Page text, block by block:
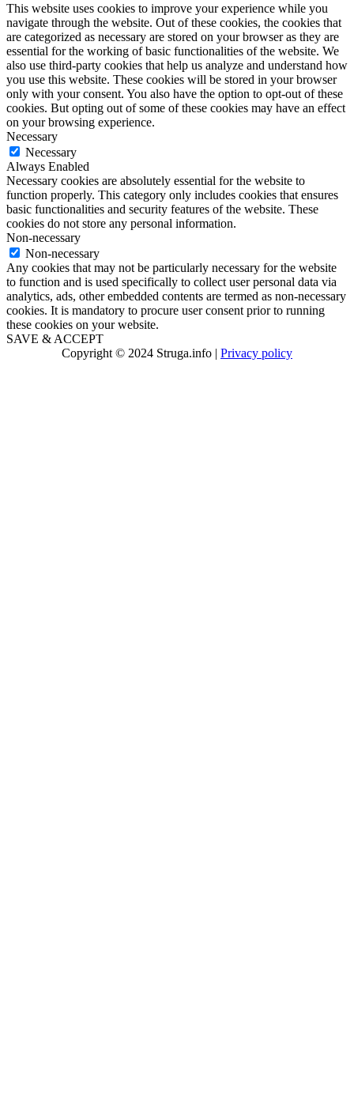
This website uses cookies to improve your experience while you
navigate through the website. Out of these cookies, the cookies that
are categorized as necessary are stored on your browser as they are
essential for the working of basic functionalities of the website. We
also use third-party cookies that help us analyze and understand how
you use this website. These cookies will be stored in your browser
only with your consent. You also have the option to opt-out of these
cookies. But opting out of some of these cookies may have an effect
on your browsing experience.
Necessary
Necessary
Always Enabled
Necessary cookies are absolutely essential for the website to
function properly. This category only includes cookies that ensures
basic functionalities and security features of the website. These
cookies do not store any personal information.
Non-necessary
Non-necessary
Any cookies that may not be particularly necessary for the website
to function and is used specifically to collect user personal data via
analytics, ads, other embedded contents are termed as non-necessary
cookies. It is mandatory to procure user consent prior to running
these cookies on your website.
SAVE & ACCEPT
Copyright © 2024 Struga.info | Privacy policy